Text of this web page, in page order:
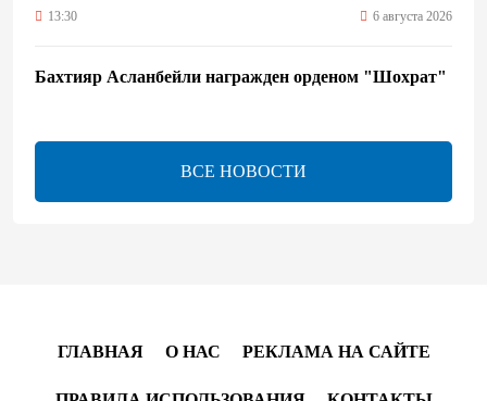
13:30 6 августа 2026
Бахтияр Асланбейли награжден орденом "Шохрат"
13:26 6 августа 2026
bp о ходе строительства солнечной электростанции
Азербайджан непродовольственными товарами
ВСЕ НОВОСТИ
ГЛАВНАЯ О НАС РЕКЛАМА НА САЙТЕ